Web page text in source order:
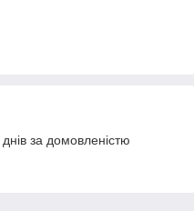
за домовленістю